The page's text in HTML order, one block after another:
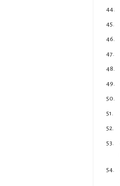
44.
45.
46.
47.
48.
49.
50.
51.
52.
53.
54.